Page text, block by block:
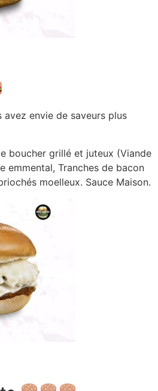
envie de saveurs plus
boucher grillé et juteux (Viande
emmental, Tranches de bacon
moelleux. Sauce Maison.